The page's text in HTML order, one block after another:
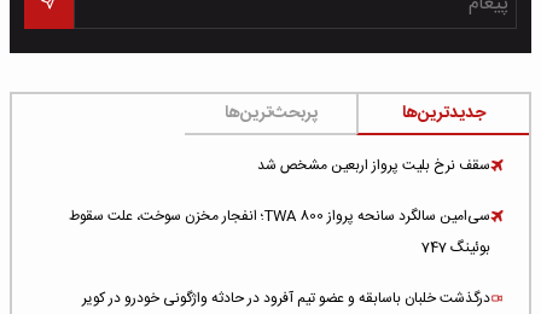
جدیدترین‌ها پربحث‌ترین‌ها
سقف نرخ بلیت پرواز اربعین مشخص شد
سی‌امین سالگرد سانحه پرواز TWA 800؛ انفجار مخزن سوخت، علت سقوط
بوئینگ 747
درگذشت خلبان باسابقه و عضو تیم آفرود در حادثه واژگونی خودرو در کویر